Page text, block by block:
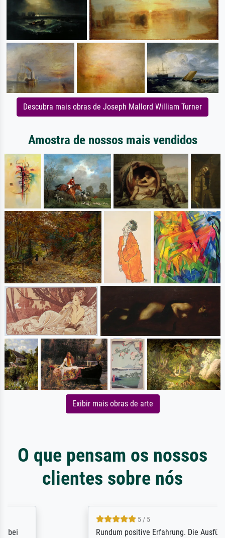
Descubra mais obras de Joseph Mallord William Turner
Amostra de nossos mais vendidos
Exibir mais obras de arte
O que pensam os nossos
clientes sobre nós
Rundum positive Erfahrung. Die Ausführung